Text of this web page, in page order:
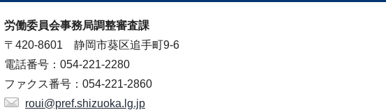
労働委員会事務局調整審査課
〒420-8601 静岡市葵区追手町9-6
電話番号：054-221-2280
ファクス番号：054-221-2860
roui@pref.shizuoka.lg.jp